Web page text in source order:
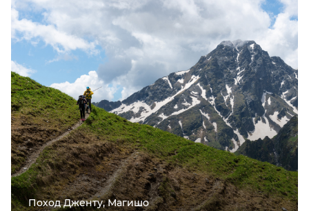
Поход Дженту, Магишо